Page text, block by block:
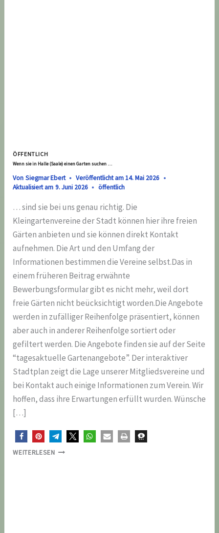
ÖFFENTLICH
Wenn sie in Halle (Saale) einen Garten suchen …
Von Siegmar Ebert Veröffentlicht am14. Mai 2026
Aktualisiert am 9. Juni 2026 öffentlich
… sind sie bei uns genau richtig. Die
Kleingartenvereine der Stadt können hier ihre freien
Gärten anbieten und sie können direkt Kontakt
aufnehmen. Die Art und den Umfang der
Informationen bestimmen die Vereine selbst.Das in
einem früheren Beitrag erwähnte
Bewerbungsformular gibt es nicht mehr, weil dort
freie Gärten nicht beücksichtigt worden.Die Angebote
werden in zufälliger Reihenfolge präsentiert, können
aber auch in anderer Reihenfolge sortiert oder
gefiltert werden. Die Angebote finden sie auf der Seite
“tagesaktuelle Gartenangebote”. Der interaktiver
Stadtplan zeigt die Lage unserer Mitgliedsvereine und
bei Kontakt auch einige Informationen zum Verein. Wir
hoffen, dass ihre Erwartungen erfüllt wurden. Wünsche
[…]
WEITERLESENWENN